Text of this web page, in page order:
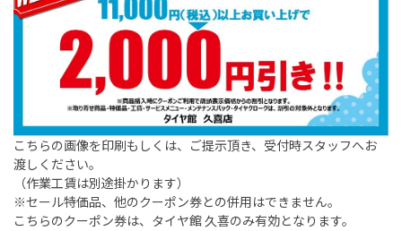
こちらの画像を印刷もしくは、ご提示頂き、受付時スタッフへお
渡しください。
（作業工賃は別途掛かります）
※セール特価品、他のクーポン券との併用はできません。
こちらのクーポン券は、タイヤ館 久喜のみ有効となります。